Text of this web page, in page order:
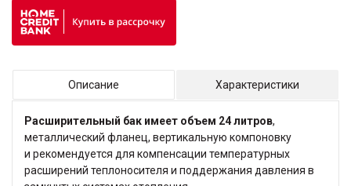
Описание Характеристики
Расширительный бак имеет объем 24 литров,
металлический фланец, вертикальную компоновку
и рекомендуется для компенсации температурных
расширений теплоносителя и поддержания давления в